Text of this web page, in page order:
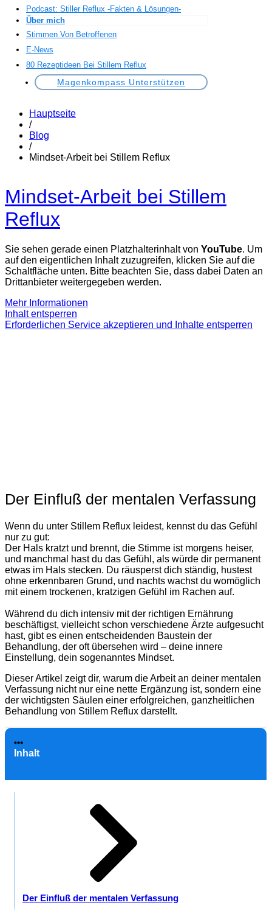
Podcast: Stiller Reflux -Fakten & Lösungen-
Über mich
Stimmen Von Betroffenen
E-News
80 Rezeptideen Bei Stillem Reflux
Magenkompass Unterstützen
Hauptseite
/
Blog
/
Mindset-Arbeit bei Stillem Reflux
Mindset-Arbeit bei Stillem
Reflux
Sie sehen gerade einen Platzhalterinhalt von YouTube. Um
auf den eigentlichen Inhalt zuzugreifen, klicken Sie auf die
Schaltfläche unten. Bitte beachten Sie, dass dabei Daten an
Drittanbieter weitergegeben werden.
Mehr Informationen
Inhalt entsperren
Erforderlichen Service akzeptieren und Inhalte entsperren
Der Einfluß der mentalen Verfassung
Wenn du unter Stillem Reflux leidest, kennst du das Gefühl
nur zu gut:
Der Hals kratzt und brennt, die Stimme ist morgens heiser,
und manchmal hast du das Gefühl, als würde dir permanent
etwas im Hals stecken. Du räusperst dich ständig, hustest
ohne erkennbaren Grund, und nachts wachst du womöglich
mit einem trockenen, kratzigen Gefühl im Rachen auf.
Während du dich intensiv mit der richtigen Ernährung
beschäftigst, vielleicht schon verschiedene Ärzte aufgesucht
hast, gibt es einen entscheidenden Baustein der
Behandlung, der oft übersehen wird – deine innere
Einstellung, dein sogenanntes Mindset.
Dieser Artikel zeigt dir, warum die Arbeit an deiner mentalen
Verfassung nicht nur eine nette Ergänzung ist, sondern eine
der wichtigsten Säulen einer erfolgreichen, ganzheitlichen
Behandlung von Stillem Reflux darstellt.
Inhalt
Der Einfluß der mentalen Verfassung